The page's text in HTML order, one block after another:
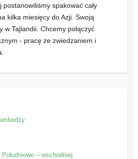
postanowiliśmy spakować cały
kilka miesięcy do Azji. Swoją
w Tajlandii. Chcemy połączyć
- pracę ze zwiedzaniem i
– wschodniej